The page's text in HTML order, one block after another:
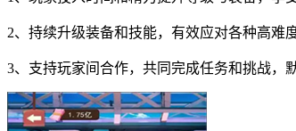
2、持续升级装备和技能，有效应对各种高难
3、支持玩家间合作，共同完成任务和挑战，